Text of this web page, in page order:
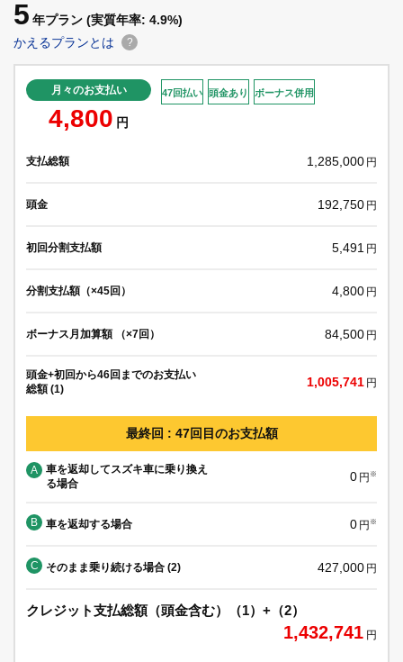
5 年プラン (実質年率: 4.9%)
かえるプランとは
?
月々のお支払い
4,800 円
47回払い 頭金あり ボーナス併用
支払総額 1,285,000 円
頭金 192,750 円
初回分割支払額 5,491 円
分割支払額（×45回） 4,800 円
ボーナス月加算額 （×7回） 84,500 円
頭金+初回から46回までのお支払い
総額 (1)
1,005,741 円
最終回 : 47回目のお支払額
A
車を返却してスズキ車に乗り換え
る場合
0 円 ※
B 車を返却する場合 0 円 ※
C そのまま乗り続ける場合 (2) 427,000 円
クレジット支払総額（頭金含む）（1）+（2）
1,432,741 円